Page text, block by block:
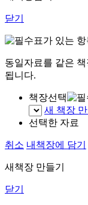
닫기
표가 있는
동일자료를 같은
됩니다.
책장선택
새 책장
선택한 자료
취소 내책장에 담기
새책장 만들기
닫기